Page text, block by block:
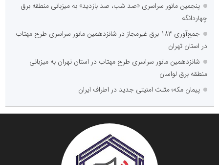
پنجمین مانور سراسری «صد شب، صد بازدید» به میزبانی منطقه برق
چهاردانگه
جمع‌آوری 183 برق غیرمجاز در شانزدهمین مانور سراسری طرح مهتاب
در استان تهران
شانزدهمین مانور سراسری طرح مهتاب در استان تهران به میزبانی
منطقه برق لواسان
پیمان مکه؛ مثلث امنیتی جدید در اطراف ایران